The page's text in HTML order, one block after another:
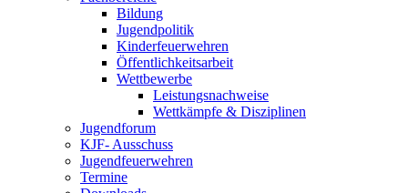
Bildung
Jugendpolitik
Kinderfeuerwehren
Öffentlichkeitsarbeit
Wettbewerbe
Leistungsnachweise
Wettkämpfe & Disziplinen
Jugendforum
KJF- Ausschuss
Jugendfeuerwehren
Termine